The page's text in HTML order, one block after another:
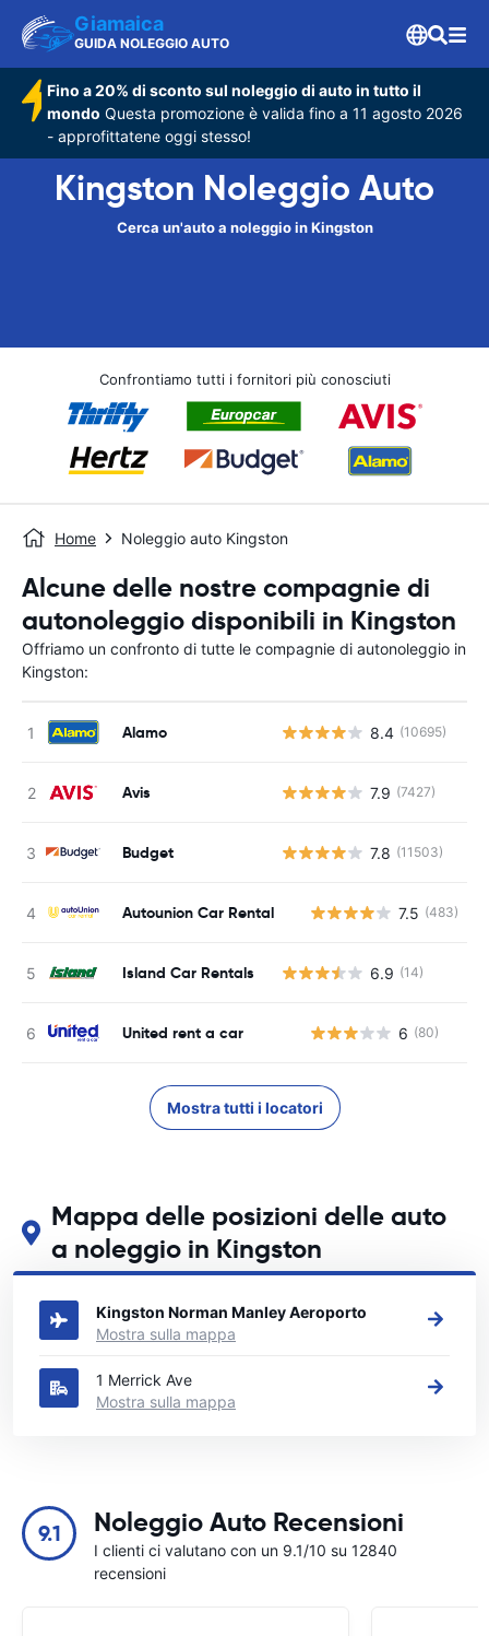
Giamaica
GUIDA NOLEGGIO AUTO
Fino a 20% di sconto sul noleggio di auto in tutto il
mondo Questa promozione è valida fino a 11 agosto 2026
- approfittatene oggi stesso!
Kingston Noleggio Auto
Cerca un'auto a noleggio in Kingston
Confrontiamo tutti i fornitori più conosciuti
Home Noleggio auto Kingston
Alcune delle nostre compagnie di
autonoleggio disponibili in Kingston
Offriamo un confronto di tutte le compagnie di autonoleggio in
Kingston:
Alamo 8.4 (10695)
Avis 7.9 (7427)
Budget 7.8 (11503)
Autounion Car Rental 7.5 (483)
Island Car Rentals 6.9 (14)
United rent a car 6 (80)
Mostra tutti i locatori
Mappa delle posizioni delle auto
a noleggio in Kingston
Guarda le nostre principali sedi di autonoleggio in Kingston
Kingston Norman Manley Aeroporto
Mostra sulla mappa
1 Merrick Ave
Mostra sulla mappa
9.1 Noleggio Auto Recensioni
I clienti ci valutano con un 9.1/10 su 12840
recensioni